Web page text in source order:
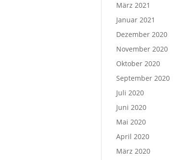
März 2021
Januar 2021
Dezember 2020
November 2020
Oktober 2020
September 2020
Juli 2020
Juni 2020
Mai 2020
April 2020
März 2020